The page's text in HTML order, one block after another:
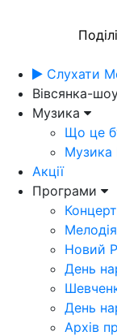
Слухати
Вівсянка-
Музика
Що це
Музика
Акції
Програми
Новий
День
День
Архів